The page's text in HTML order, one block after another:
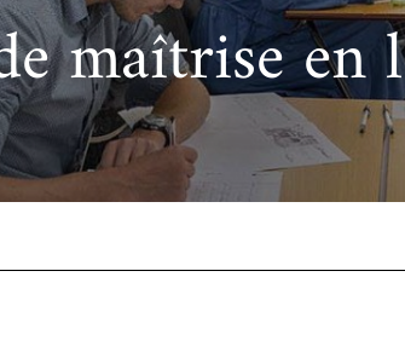
conte
arabes
pédagogique itinérante / Host
exhibition
maîtrise en